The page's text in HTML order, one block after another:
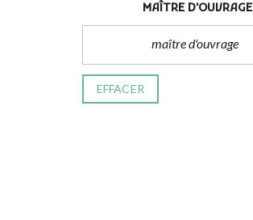
MAÎTRE D'OUVRAGE
maître d'ouvrage
EFFACER